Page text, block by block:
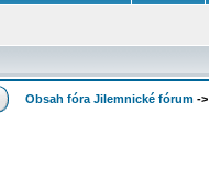
Obsah fóra Jilemnické fórum ->